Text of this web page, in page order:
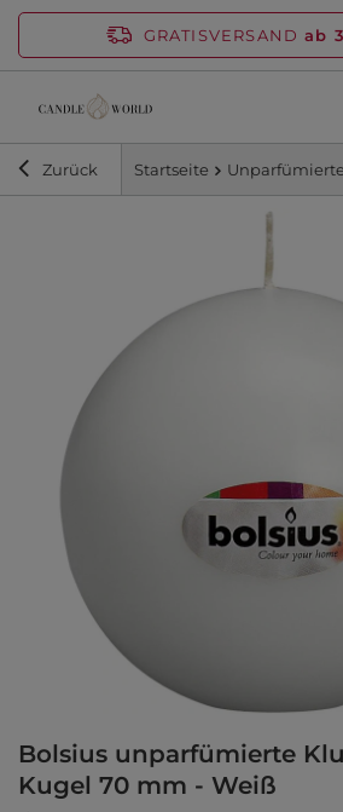
GRATISVERSAND ab
Zurück Startseite
Bolsius unparfümierte
Kugel 70 mm - Weiß